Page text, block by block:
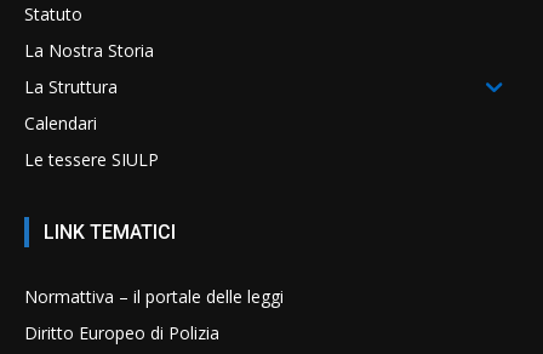
Statuto
La Nostra Storia
La Struttura
Calendari
Le tessere SIULP
LINK TEMATICI
Normattiva – il portale delle leggi
Diritto Europeo di Polizia